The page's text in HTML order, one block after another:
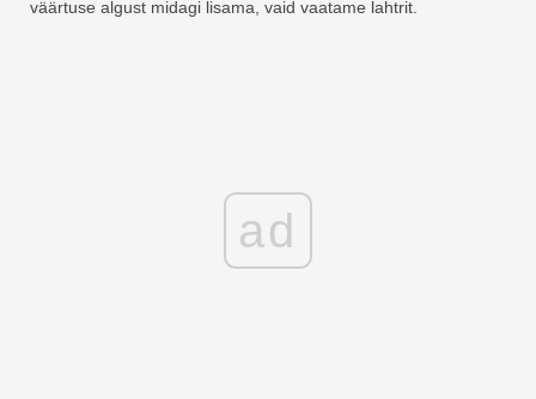
väärtuse algust midagi lisama, vaid vaatame lahtrit.
ad